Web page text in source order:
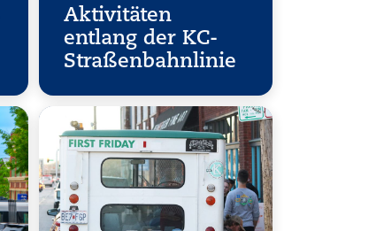
Aktivitäten
entlang der KC-
Straßenbahnlinie